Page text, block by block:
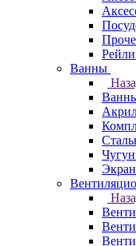
Ванны